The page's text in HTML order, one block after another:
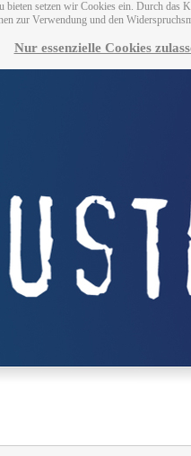
bieten setzen wir Cookies ein. Durch
zur Verwendung und den
Nur essenzielle Cookies